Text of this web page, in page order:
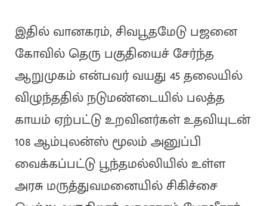
இதில் வானகரம், சிவபூதமேடு பஜனை
கோவில் தெரு பகுதியைச் சேர்ந்த
ஆறுமுகம் என்பவர் வயது 45 தலையில்
விழுந்ததில் நடுமண்டையில் பலத்த
காயம் ஏற்பட்டு உறவினர்கள் உதவியுடன்
108 ஆம்புலன்ஸ் மூலம் அனுப்பி
வைக்கப்பட்டு பூந்தமல்லியில் உள்ள
அரசு மருத்துவமனையில் சிகிச்சை